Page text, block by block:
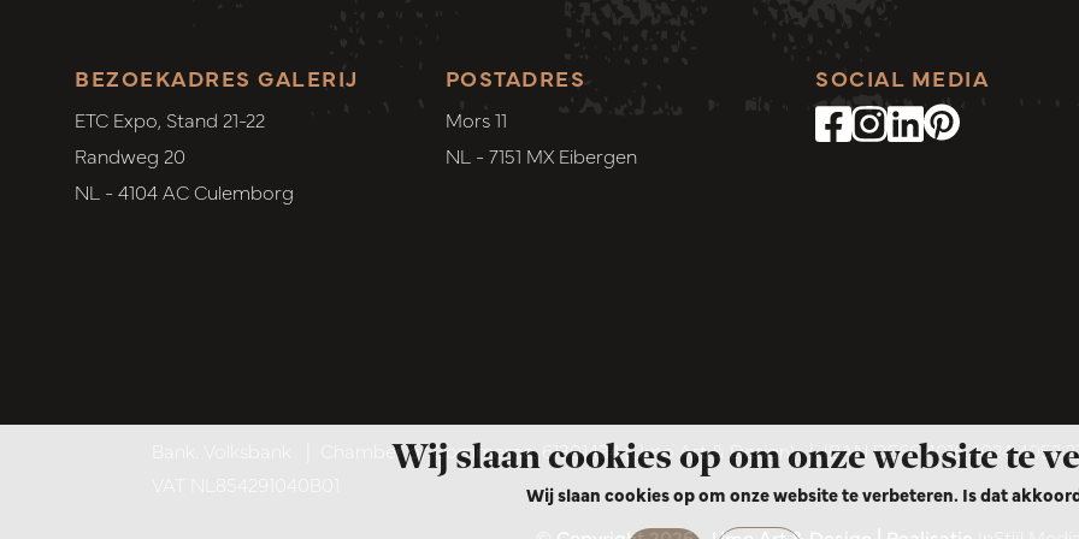
SOCIAL MEDIA
POSTADRES
Mors 11
NL - 7151 MX Eibergen
BEZOEKADRES GALERIJ
ETC Expo, Stand 21-22
Randweg 20
NL - 4104 AC Culemborg
Chamber of Commerce. 61301434 (Umo Art & Design) | IBAN DE66 4016 4024 4052
Wij slaan cookies op om onze website te
Wij slaan cookies op om onze website te verbeteren. Is dat